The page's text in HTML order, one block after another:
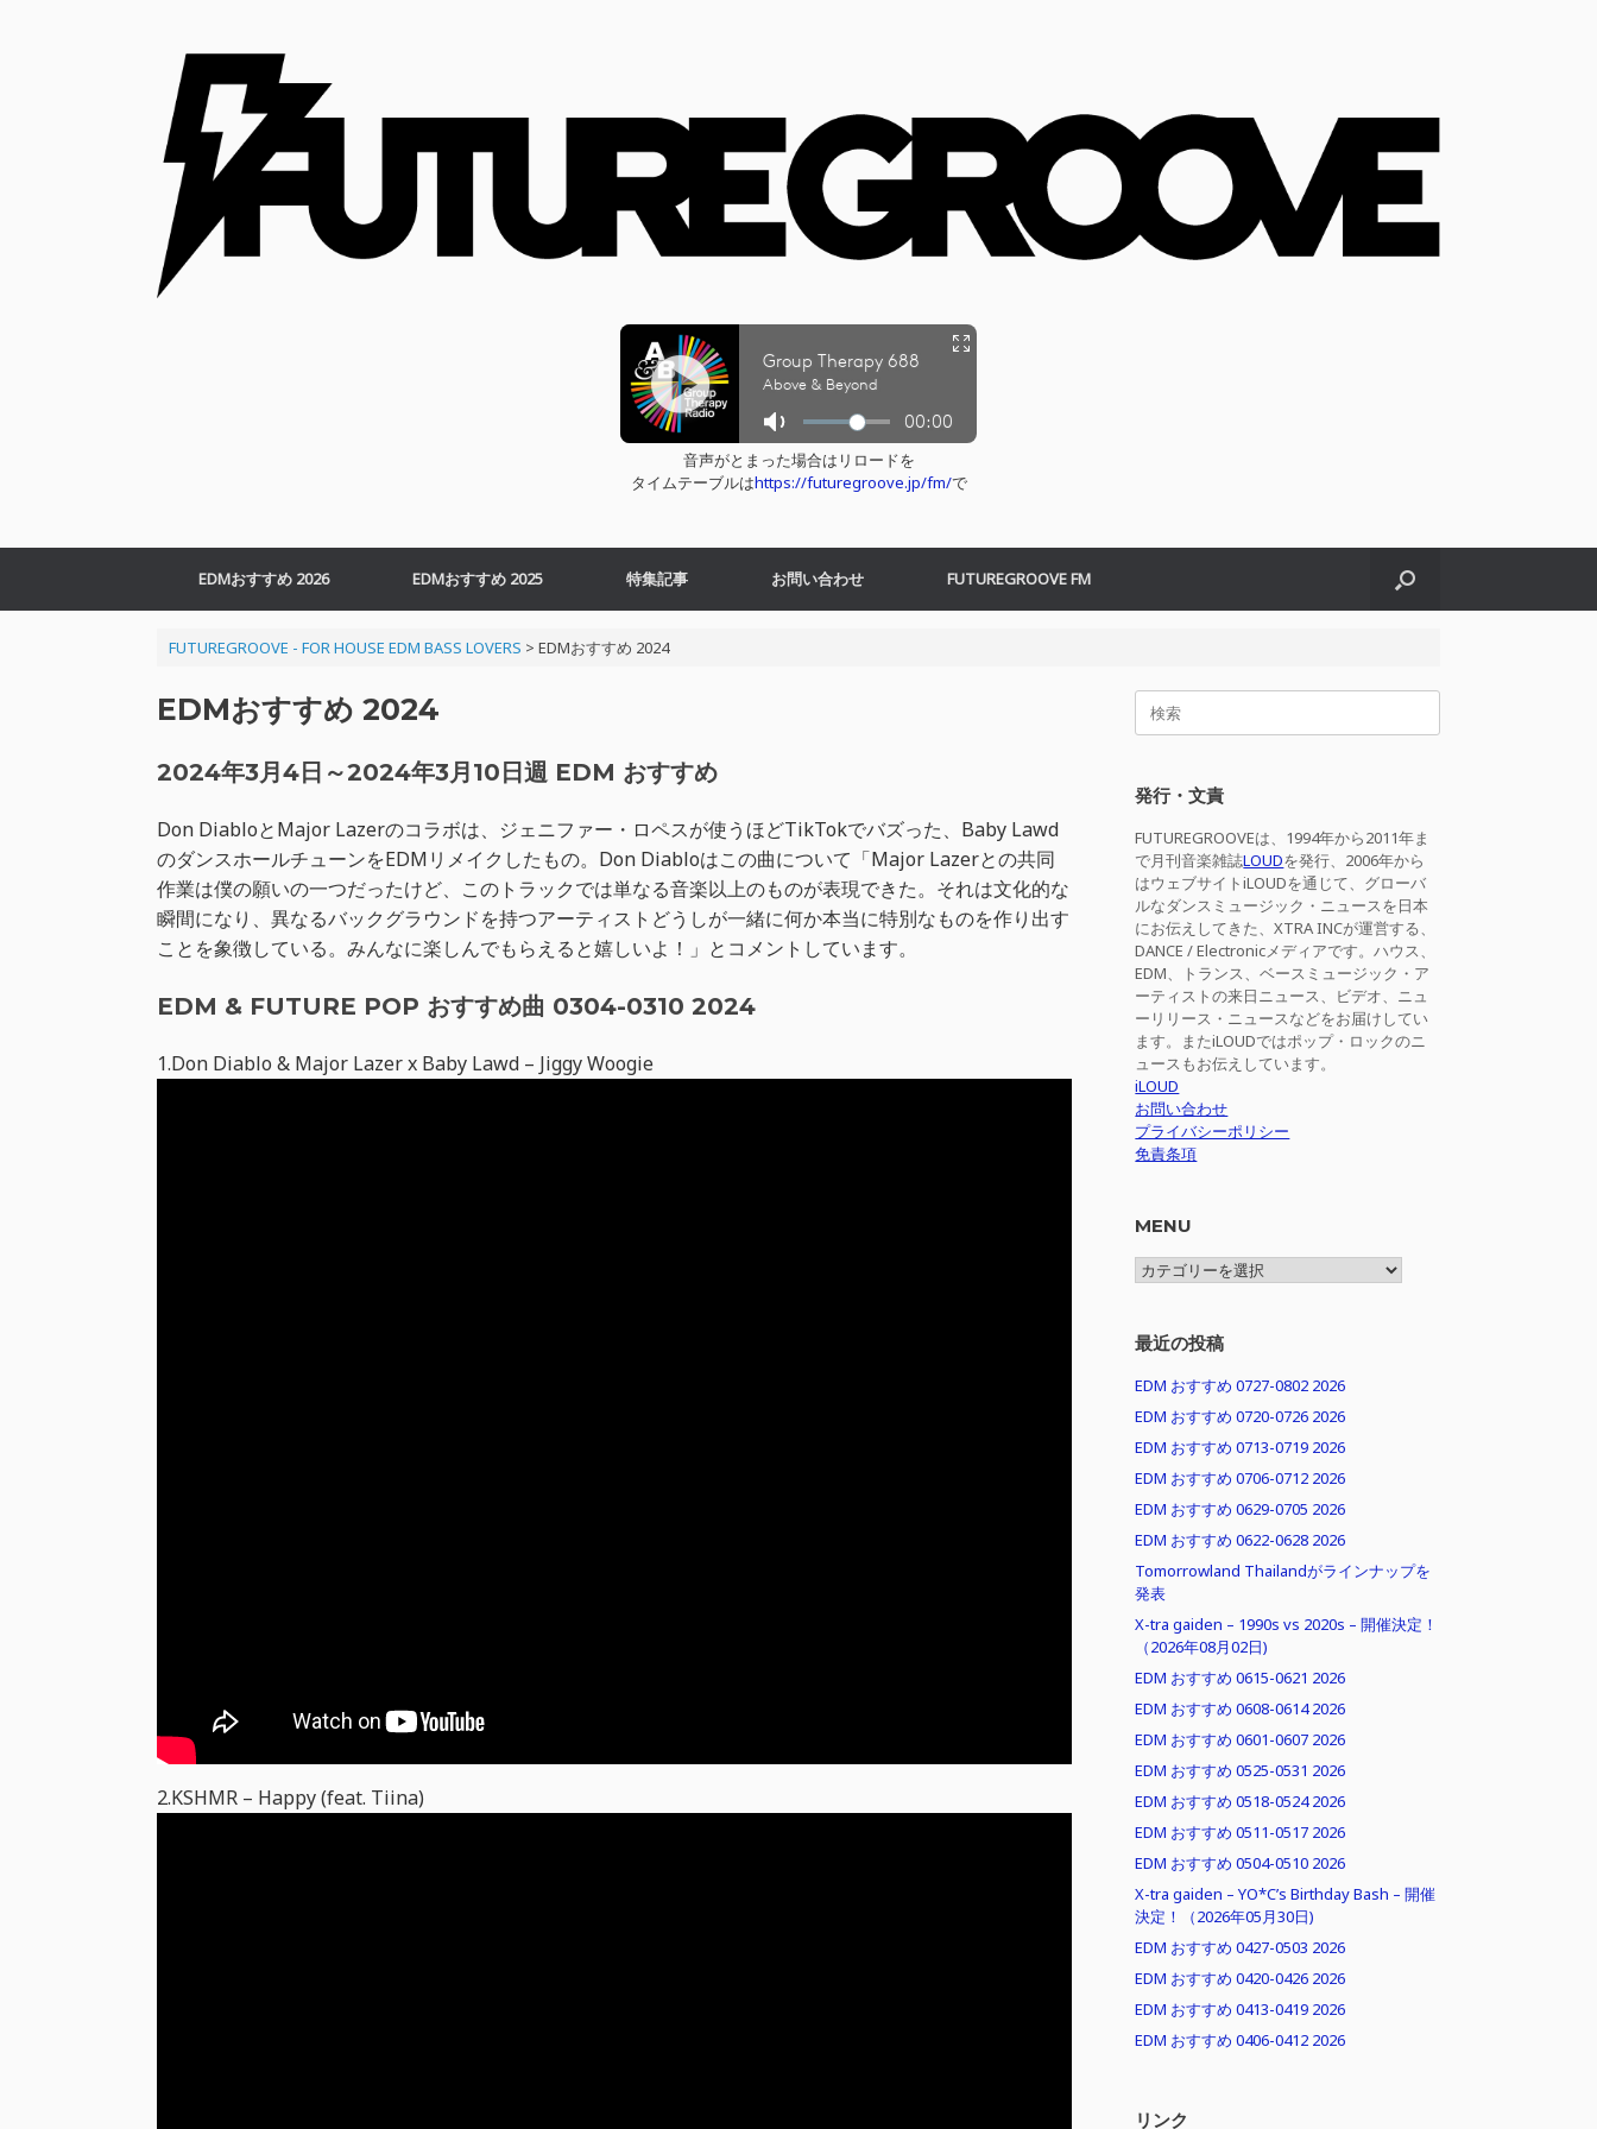
音声がとまった場合はリロードを
タイムテーブルはhttps://futuregroove.jp/fm/で
EDMおすすめ 2026 EDMおすすめ 2025 特集記事 お問い合わせ FUTUREGROOVE FM
FUTUREGROOVE - FOR HOUSE EDM BASS LOVERS > EDMおすすめ 2024
EDMおすすめ 2024
2024年3月4日～2024年3月10日週 EDM おすすめ
Don DiabloとMajor Lazerのコラボは、ジェニファー・ロペスが使うほどTikTokでバズった、Baby Lawd
のダンスホールチューンをEDMリメイクしたもの。Don Diabloはこの曲について「Major Lazerとの共同
作業は僕の願いの一つだったけど、このトラックでは単なる音楽以上のものが表現できた。それは文化的な
瞬間になり、異なるバックグラウンドを持つアーティストどうしが一緒に何か本当に特別なものを作り出す
ことを象徴している。みんなに楽しんでもらえると嬉しいよ！」とコメントしています。
EDM & FUTURE POP おすすめ曲 0304-0310 2024
1.Don Diablo & Major Lazer x Baby Lawd – Jiggy Woogie
2.KSHMR – Happy (feat. Tiina)
検
発行・文責
FUTUREGROOVEは、1994年から2011年ま
で月刊音楽雑誌LOUDを発行、2006年から
はウェブサイトiLOUDを通じて、グローバ
ルなダンスミュージック・ニュースを日本
にお伝えしてきた、XTRA INCが運営する、
DANCE / Electronicメディアです。ハウス、
EDM、トランス、ベースミュージック・ア
ーティストの来日ニュース、ビデオ、ニュ
ーリリース・ニュースなどをお届けしてい
ます。またiLOUDではポップ・ロックのニ
ュースもお伝えしています。
iLOUD
お問い合わせ
プライバシーポリシー
免責条項
MENU
MENU
最近の投稿
EDM おすすめ 0727-0802 2026
EDM おすすめ 0720-0726 2026
EDM おすすめ 0713-0719 2026
EDM おすすめ 0706-0712 2026
EDM おすすめ 0629-0705 2026
EDM おすすめ 0622-0628 2026
Tomorrowland Thailandがラインナップを
発表
X-tra gaiden – 1990s vs 2020s – 開催決定！
（2026年08月02日)
EDM おすすめ 0615-0621 2026
EDM おすすめ 0608-0614 2026
EDM おすすめ 0601-0607 2026
EDM おすすめ 0525-0531 2026
EDM おすすめ 0518-0524 2026
EDM おすすめ 0511-0517 2026
EDM おすすめ 0504-0510 2026
X-tra gaiden – YO*C’s Birthday Bash – 開催
決定！（2026年05月30日)
EDM おすすめ 0427-0503 2026
EDM おすすめ 0420-0426 2026
EDM おすすめ 0413-0419 2026
EDM おすすめ 0406-0412 2026
リンク